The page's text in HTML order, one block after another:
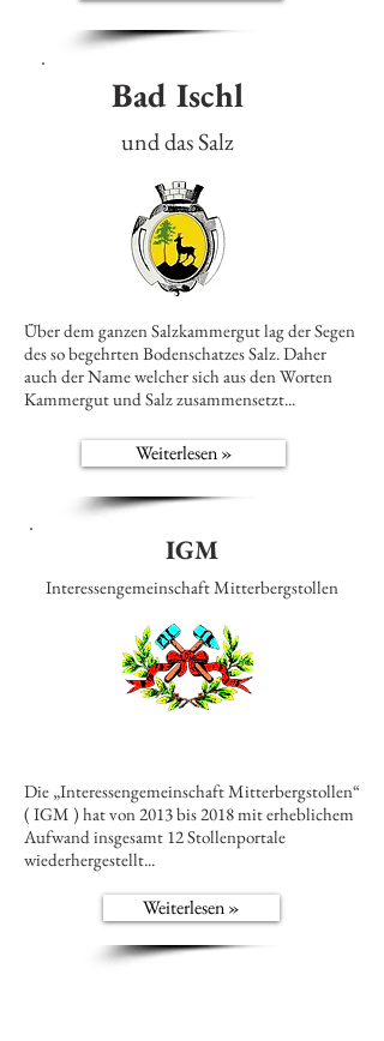
Bad Ischl
und das Salz
Über dem ganzen Salzkammergut lag der Segen
des so begehrten Bodenschatzes Salz. Daher
auch der Name welcher sich aus den Worten
Kammergut und Salz zusammensetzt...
Weiterlesen »
IGM
Interessengemeinschaft Mitterbergstollen
Die „Interessengemeinschaft Mitterbergstollen“
( IGM ) hat von 2013 bis 2018 mit erheblichem
Aufwand insgesamt 12 Stollenportale
wiederhergestellt...
Weiterlesen »